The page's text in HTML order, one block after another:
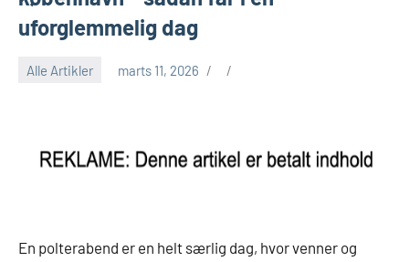
uforglemmelig dag
Alle Artikler marts 11, 2026
En polterabend er en helt særlig dag, hvor venner og